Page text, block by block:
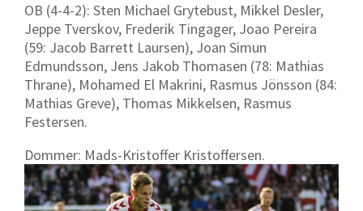
OB (4-4-2): Sten Michael Grytebust, Mikkel Desler,
Jeppe Tverskov, Frederik Tingager, Joao Pereira
(59: Jacob Barrett Laursen), Joan Simun
Edmundsson, Jens Jakob Thomasen (78: Mathias
Thrane), Mohamed El Makrini, Rasmus Jönsson (84:
Mathias Greve), Thomas Mikkelsen, Rasmus
Festersen.
Dommer: Mads-Kristoffer Kristoffersen.